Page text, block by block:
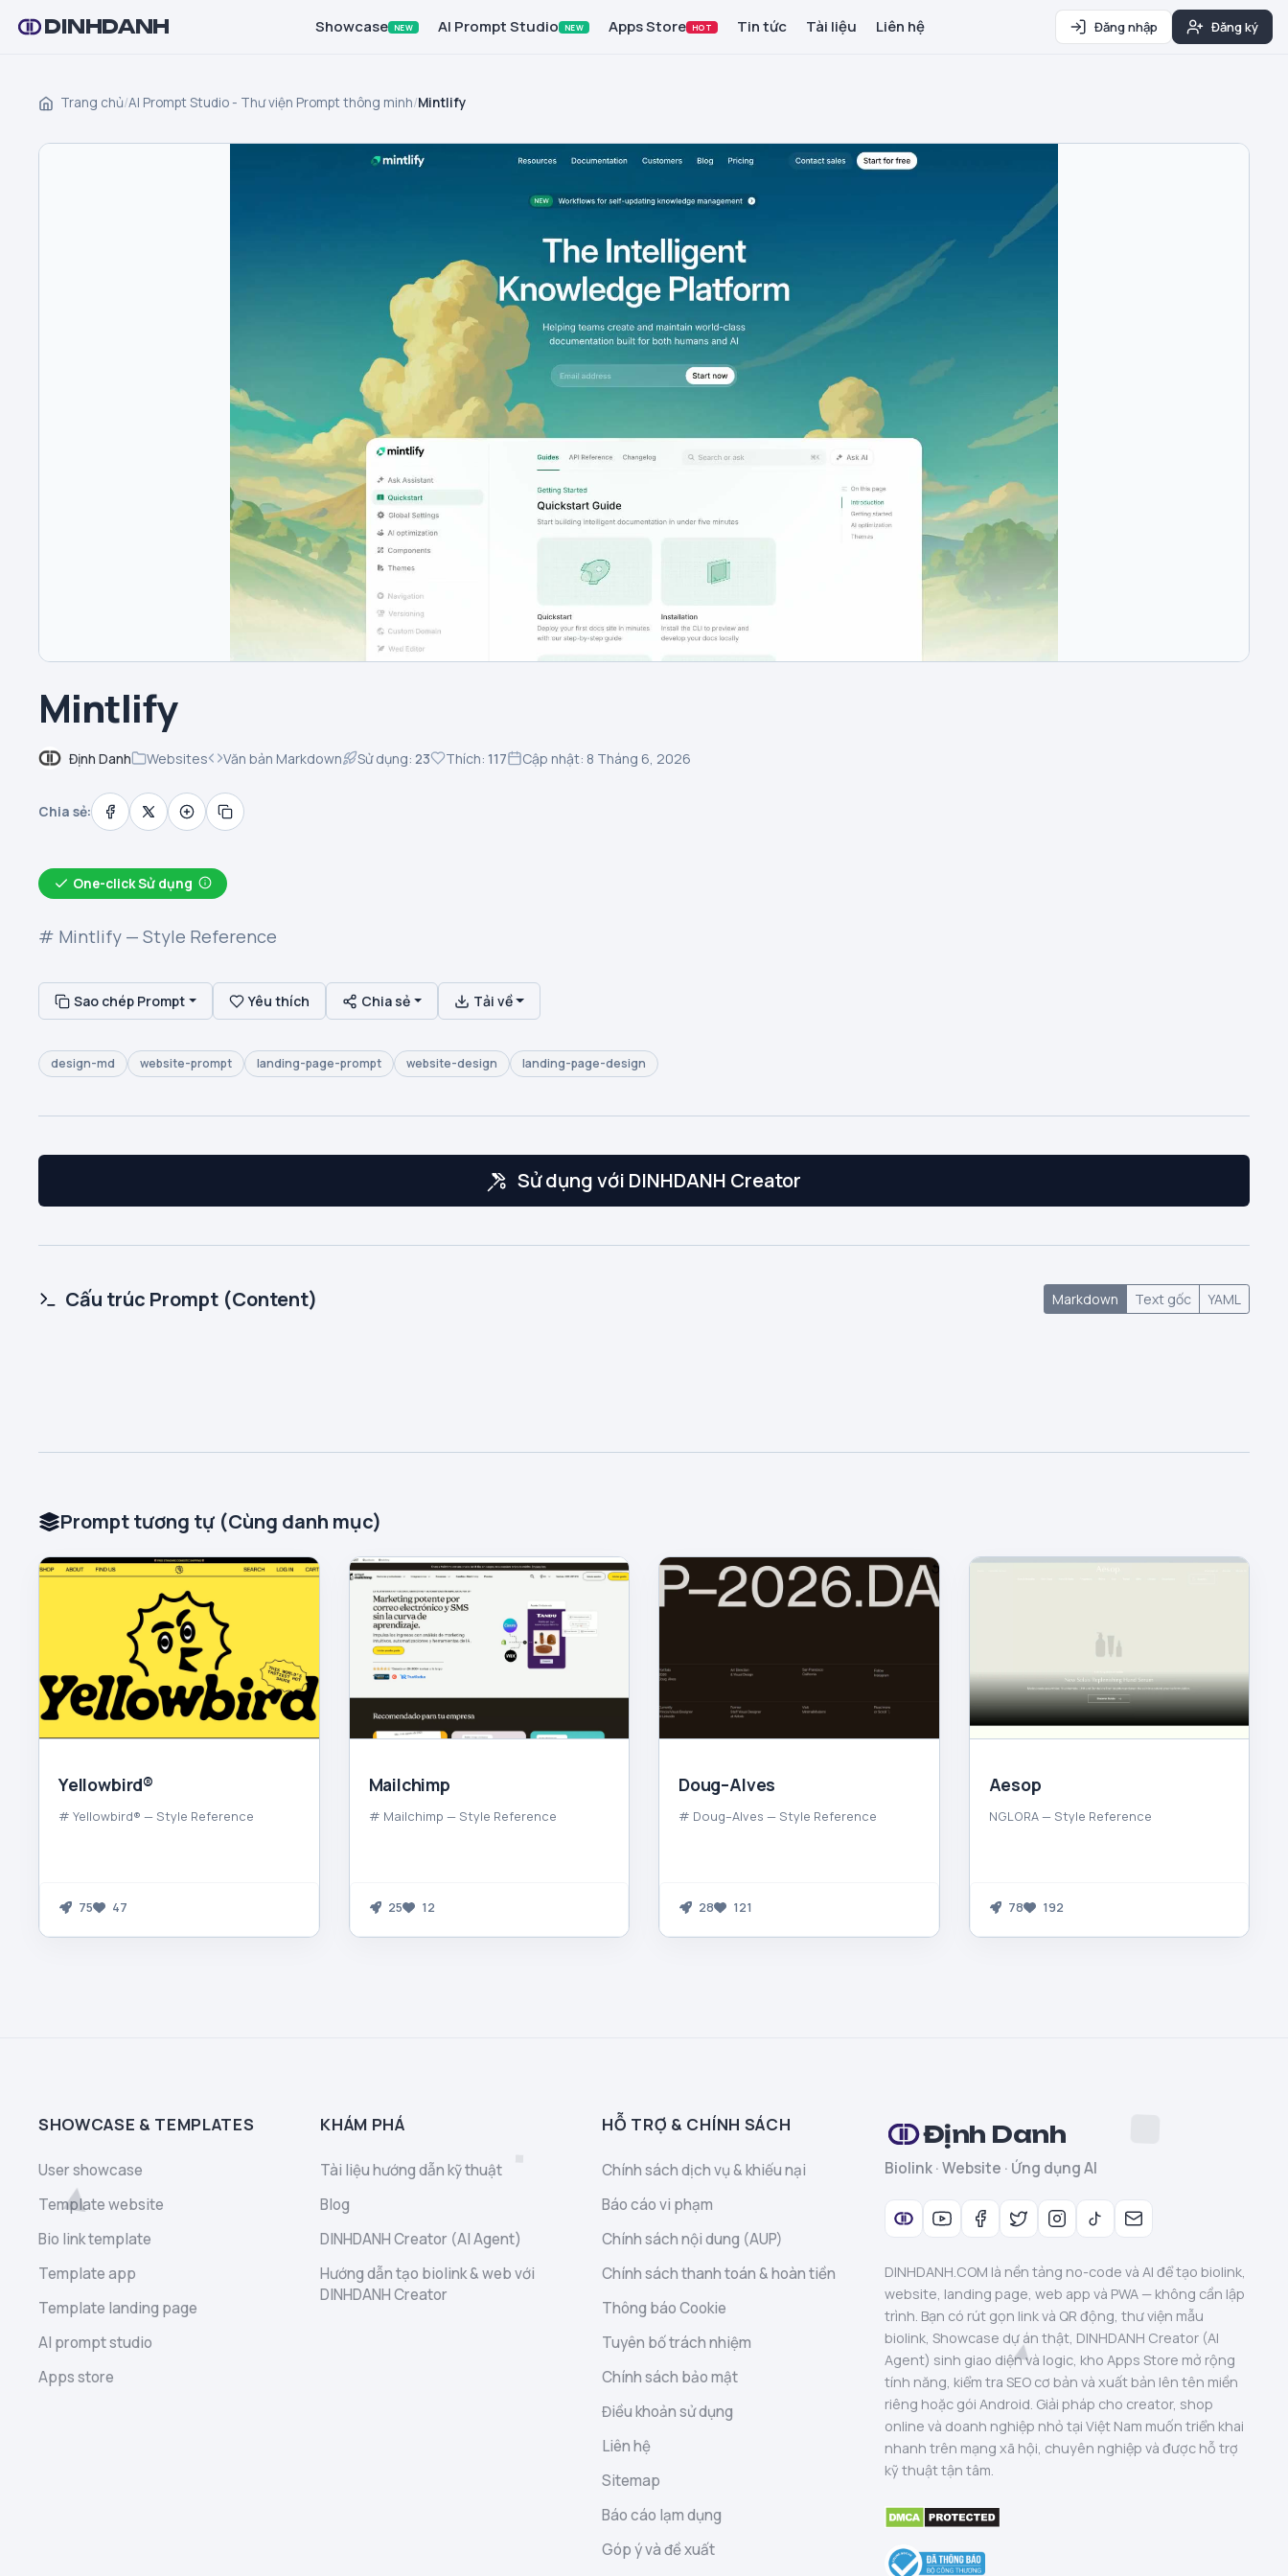
DINHDANH Showcase NEW AI Prompt Studio NEW Apps Store HOT Tin tức Tài liệu Liên hệ Đăng nhập Đăng ký
Trang chủ/AI Prompt Studio - Thư viện Prompt thông minh/Mintlify
Mintlify
Định Danh Websites Văn bản Markdown Sử dụng: 23 Thích: 117 Cập nhật: 8 Tháng 6, 2026
Chia sẻ:
One-click Sử dụng
# Mintlify — Style Reference
Sao chép Prompt Yêu thích Chia sẻ Tải về
design-md website-prompt landing-page-prompt website-design landing-page-design
Sử dụng với DINHDANH Creator
Cấu trúc Prompt (Content) Markdown Text gốc YAML
Prompt tương tự (Cùng danh mục)
Yellowbird®
# Yellowbird® — Style Reference
75 47
Mailchimp
# Mailchimp — Style Reference
25 12
Doug–Alves
# Doug–Alves — Style Reference
28 121
Aesop
NGLORA — Style Reference
78 192
SHOWCASE & TEMPLATES
User showcase
Template website
Bio link template
Template app
Template landing page
AI prompt studio
Apps store
KHÁM PHÁ
Tài liệu hướng dẫn kỹ thuật
Blog
DINHDANH Creator (AI Agent)
Hướng dẫn tạo biolink & web với
DINHDANH Creator
HỖ TRỢ & CHÍNH SÁCH
Chính sách dịch vụ & khiếu nại
Báo cáo vi phạm
Chính sách nội dung (AUP)
Chính sách thanh toán & hoàn tiền
Thông báo Cookie
Tuyên bố trách nhiệm
Chính sách bảo mật
Điều khoản sử dụng
Liên hệ
Sitemap
Báo cáo lạm dụng
Góp ý và đề xuất
Định Danh
Biolink · Website · Ứng dụng AI
DINHDANH.COM là nền tảng no-code và AI để tạo biolink,
website, landing page, web app và PWA — không cần lập
trình. Bạn có rút gọn link và QR động, thư viện mẫu
biolink, Showcase dự án thật, DINHDANH Creator (AI
Agent) sinh giao diện và logic, kho Apps Store mở rộng
tính năng, kiểm tra SEO cơ bản và xuất bản lên tên miền
riêng hoặc gói Android. Giải pháp cho creator, shop
online và doanh nghiệp nhỏ tại Việt Nam muốn triển khai
nhanh trên mạng xã hội, chuyên nghiệp và được hỗ trợ
kỹ thuật tận tâm.